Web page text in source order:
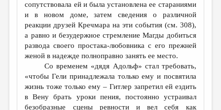
сопутствовала ей и была установлена ее стараниями
и в новом доме, затем сведения о различной
реакции друзей Кречмара на эти события (см. 308),
а равно и безудержное стремление Магды добиться
развода своего простака-любовника с его прежней
женой в надежде полноправно занять ее место.
Со временем «дядя Адольф» стал требовать,
«чтобы Гели принадлежала только ему и посвятила
жизнь тоже только ему – Гитлер запретил ей ездить
в Вену брать уроки пения, постоянно устраивал
безобразные сцены ревности и вел себя как